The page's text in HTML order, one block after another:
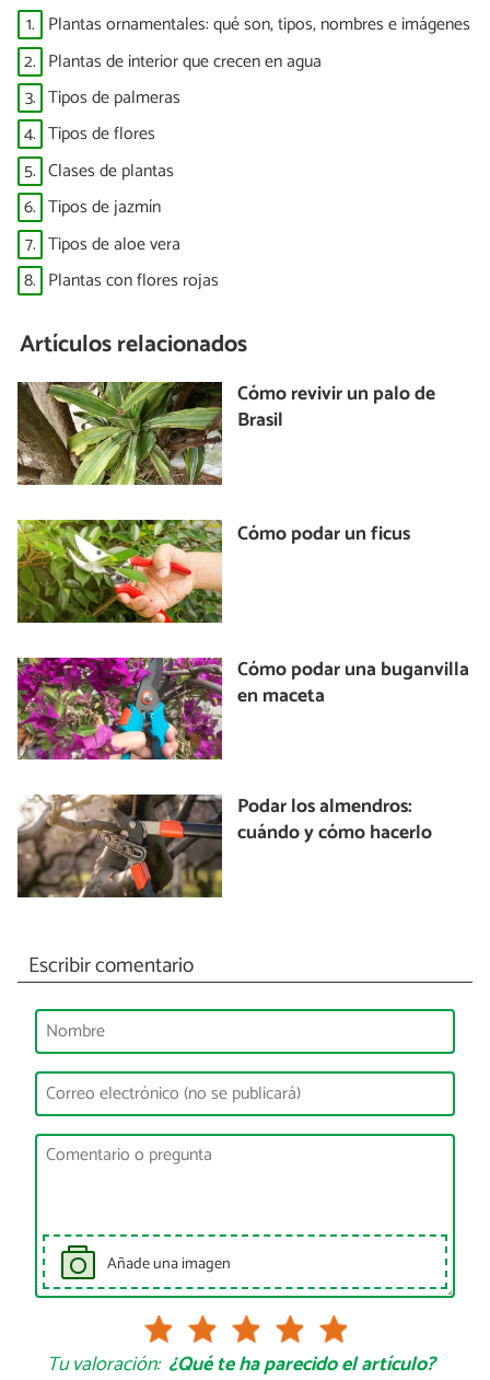
1. Plantas ornamentales: qué son, tipos, nombres e imágenes
2. Plantas de interior que crecen en agua
3. Tipos de palmeras
4. Tipos de flores
5. Clases de plantas
6. Tipos de jazmín
7. Tipos de aloe vera
8. Plantas con flores rojas
Artículos relacionados
Cómo revivir un palo de
Brasil
Cómo podar un ficus
Cómo podar una buganvilla
en maceta
Podar los almendros:
cuándo y cómo hacerlo
Escribir comentario
Añade una imagen
Tu valoración: ¿Qué te ha parecido el artículo?